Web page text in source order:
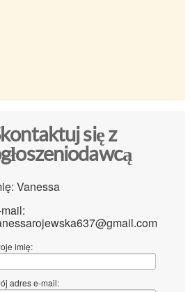
się z
Vanessa
imię:
adres e-mail: